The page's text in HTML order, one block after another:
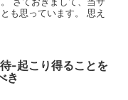
も思っています。 思え
-起こり得ることを
き